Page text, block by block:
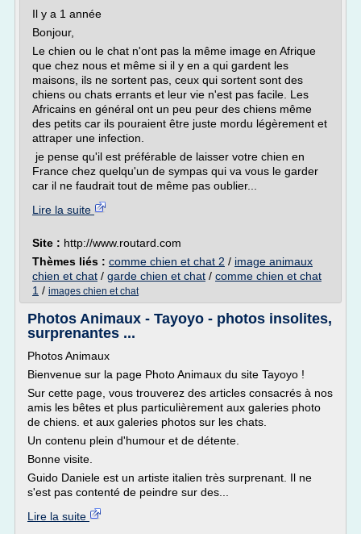
Il y a 1 année
Bonjour,
Le chien ou le chat n'ont pas la même image en Afrique
que chez nous et même si il y en a qui gardent les
maisons, ils ne sortent pas, ceux qui sortent sont des
chiens ou chats errants et leur vie n'est pas facile. Les
Africains en général ont un peu peur des chiens même
des petits car ils pouraient être juste mordu légèrement et
attraper une infection.
je pense qu'il est préférable de laisser votre chien en
France chez quelqu'un de sympas qui va vous le garder
car il ne faudrait tout de même pas oublier...
Lire la suite
Site : http://www.routard.com
Thèmes liés : comme chien et chat 2 / image animaux
chien et chat / garde chien et chat / comme chien et chat
1 / images chien et chat
Photos Animaux - Tayoyo - photos insolites,
surprenantes ...
Photos Animaux
Bienvenue sur la page Photo Animaux du site Tayoyo !
Sur cette page, vous trouverez des articles consacrés à nos
amis les bêtes et plus particulièrement aux galeries photo
de chiens. et aux galeries photos sur les chats.
Un contenu plein d'humour et de détente.
Bonne visite.
Guido Daniele est un artiste italien très surprenant. Il ne
s'est pas contenté de peindre sur des...
Lire la suite